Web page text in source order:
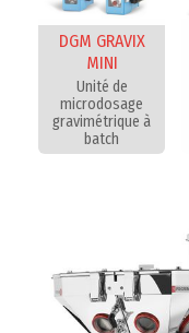
DGM GRAVIX
MINI
Unité de
microdosage
gravimétrique à
batch